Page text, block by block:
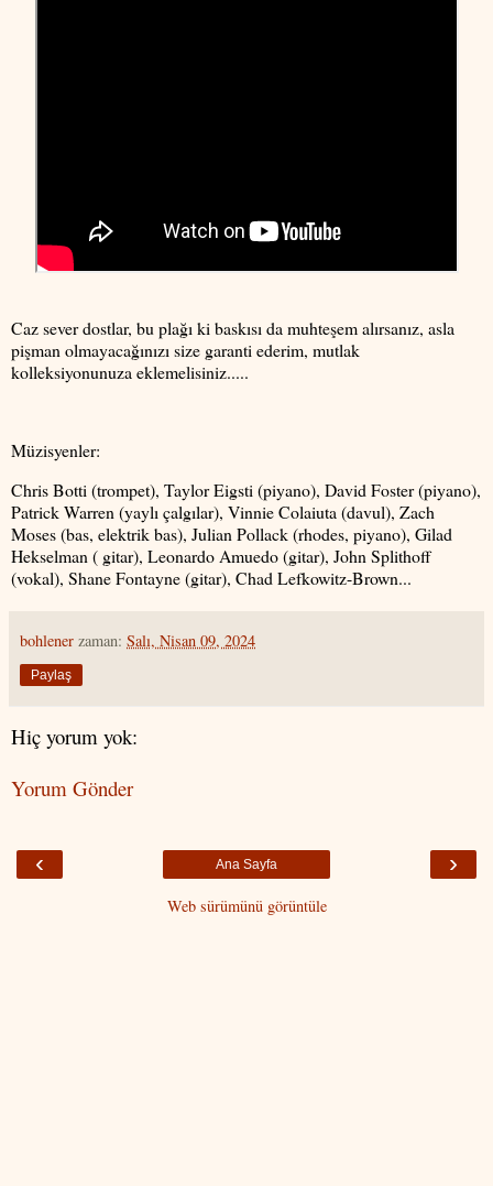
Caz sever dostlar, bu plağı ki baskısı da muhteşem alırsanız, asla
pişman olmayacağınızı size garanti ederim, mutlak
kolleksiyonunuza eklemelisiniz.....
Müzisyenler:
Chris Botti (trompet), Taylor Eigsti (piyano), David Foster (piyano),
Patrick Warren (yaylı çalgılar), Vinnie Colaiuta (davul), Zach
Moses (bas, elektrik bas), Julian Pollack (rhodes, piyano), Gilad
Hekselman ( gitar), Leonardo Amuedo (gitar), John Splithoff
(vokal), Shane Fontayne (gitar), Chad Lefkowitz-Brown...
bohlener zaman: Salı, Nisan 09, 2024
Paylaş
Hiç yorum yok:
Yorum Gönder
‹ ›
Ana Sayfa
Web sürümünü görüntüle